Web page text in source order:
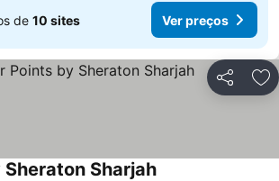
de 10 sites Ver preços
Partilhar
Sharjah